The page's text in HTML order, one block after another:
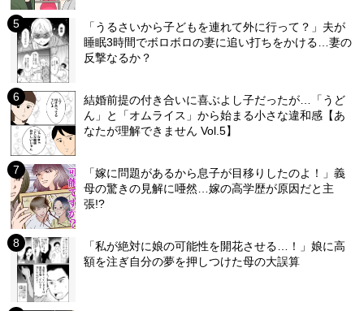
「うるさいから子どもを連れて外に行って？」夫が
睡眠3時間でボロボロの妻に追い打ちをかける…妻の
反撃なるか？
結婚前提の付き合いに喜ぶよし子だったが…「うど
ん」と「オムライス」から始まる小さな違和感【あ
なたが理解できません Vol.5】
「嫁に問題があるから息子が目移りしたのよ！」義
母の驚きの見解に唖然…嫁の高学歴が原因だと主
張!?
「私が絶対に娘の可能性を開花させる…！」娘に高
額を注ぎ自分の夢を押しつけた母の大誤算